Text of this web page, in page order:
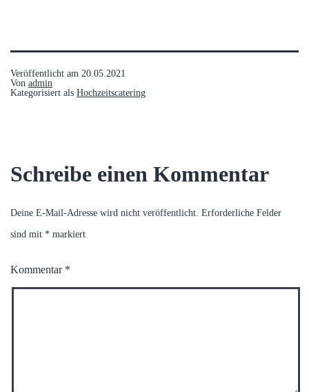
Veröffentlicht am 20.05.2021
Von admin
Kategorisiert als Hochzeitscatering
Schreibe einen Kommentar
Deine E-Mail-Adresse wird nicht veröffentlicht. Erforderliche Felder
sind mit * markiert
Kommentar *